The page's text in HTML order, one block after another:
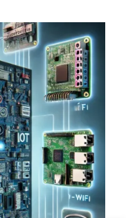
de
en
para
Telemetría